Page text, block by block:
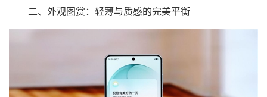
二、外观图赏：轻薄与质感的完美平衡